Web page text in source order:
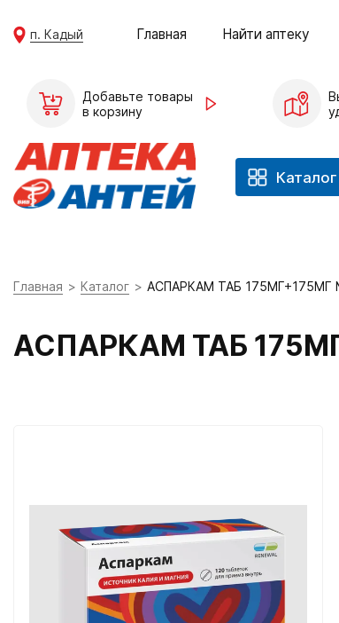
п. Кадый Главная Найти аптеку
Добавьте товары
в корзину
Каталог
Главная Каталог АСПАРКАМ ТАБ 175МГ+175МГ
АСПАРКАМ ТАБ